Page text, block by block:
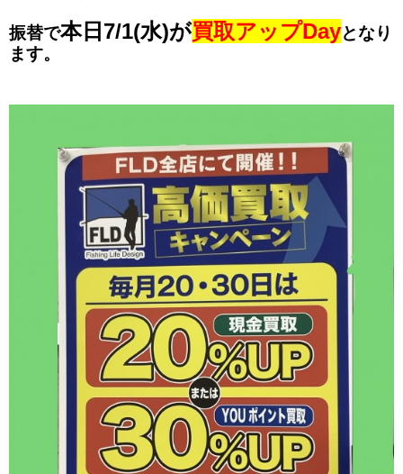
振替で本日7/1(水)が買取アップDayとなり
ます。